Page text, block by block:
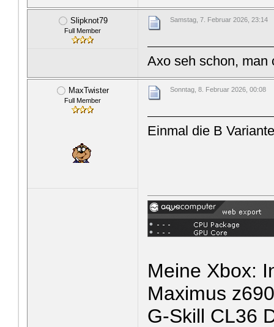
Slipknot79
Full Member
Samstag, 7. Februar 2026, 23:14
Axo seh schon, man
MaxTwister
Full Member
Sonntag, 8. Februar 2026, 00:08
Einmal die B
Meine Xbox:
Maximus
G-Skill CL36